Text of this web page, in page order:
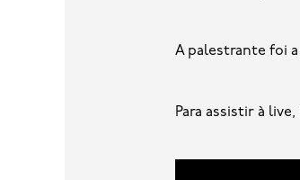
A palestrante foi
Para assistir à